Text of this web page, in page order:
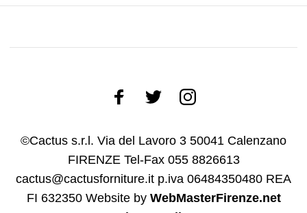
©Cactus s.r.l. Via del Lavoro 3 50041 Calenzano
FIRENZE Tel-Fax 055 8826613
cactus@cactusforniture.it p.iva 06484350480 REA
FI 632350 Website by WebMasterFirenze.net